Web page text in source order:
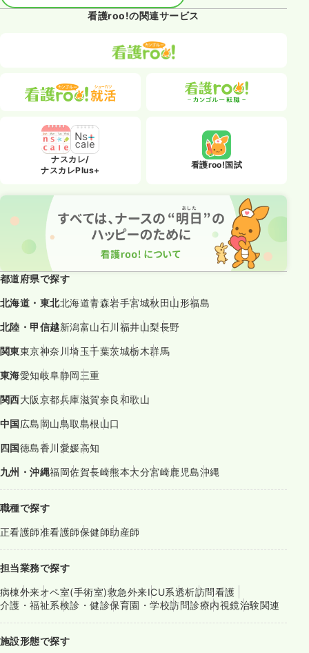
看護roo!の関連サービス
ナスカレ/
ナスカレPlus+
看護roo!国試
都道府県で探す
北海道・東北北海道青森岩手宮城秋田山形福島
北陸・甲信越新潟富山石川福井山梨長野
関東東京神奈川埼玉千葉茨城栃木群馬
東海愛知岐阜静岡三重
関西大阪京都兵庫滋賀奈良和歌山
中国広島岡山鳥取島根山口
四国徳島香川愛媛高知
九州・沖縄福岡佐賀長崎熊本大分宮崎鹿児島沖縄
職種で探す
正看護師准看護師保健師助産師
担当業務で探す
病棟外来オペ室(手術室)救急外来ICU系透析訪問看護
介護・福祉系検診・健診保育園・学校訪問診療内視鏡治験関連
施設形態で探す